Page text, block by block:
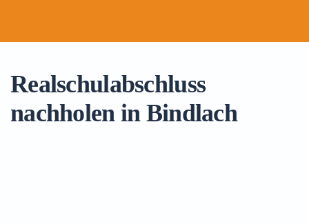
Realschulabschluss
nachholen in Bindlach